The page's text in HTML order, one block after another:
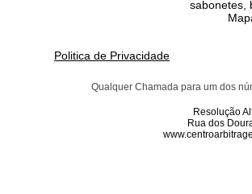
sabonetes,
Politica de Privacidade
Qualquer Chamada para um dos
Resolução
Rua dos